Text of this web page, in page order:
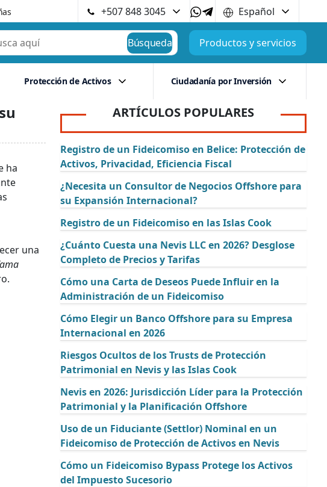
+507 848 3045
Español
Búsqueda Productos y servicios
Protección de Activos Ciudadanía por Inversión
ha
una
ARTÍCULOS POPULARES
Registro de un Fideicomiso en Belice: Protección de
Activos, Privacidad, Eficiencia Fiscal
¿Necesita un Consultor de Negocios Offshore para
su Expansión Internacional?
Registro de un Fideicomiso en las Islas Cook
¿Cuánto Cuesta una Nevis LLC en 2026? Desglose
Completo de Precios y Tarifas
Cómo una Carta de Deseos Puede Influir en la
Administración de un Fideicomiso
Cómo Elegir un Banco Offshore para su Empresa
Internacional en 2026
Riesgos Ocultos de los Trusts de Protección
Patrimonial en Nevis y las Islas Cook
Nevis en 2026: Jurisdicción Líder para la Protección
Patrimonial y la Planificación Offshore
Uso de un Fiduciante (Settlor) Nominal en un
Fideicomiso de Protección de Activos en Nevis
Cómo un Fideicomiso Bypass Protege los Activos
del Impuesto Sucesorio